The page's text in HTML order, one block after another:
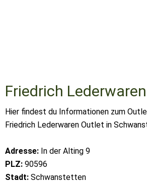
Friedrich
Hier findest du Informationen zum
Friedrich Lederwaren Outlet in
Adresse: In der Alting 9
PLZ: 90596
Stadt: Schwanstetten